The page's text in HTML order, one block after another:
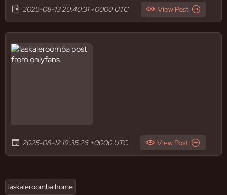
2025-08-13 20:40:31 +0000 UTC
View Post
2025-08-12 19:35:26 +0000 UTC View Post
laskaleroomba home